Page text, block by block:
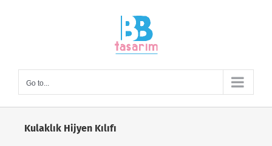
Go to...
Kulaklık Hijyen Kılıfı